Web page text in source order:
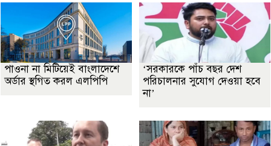
পাওনা না মিটিয়েই বাংলাদেশে
অর্ডার স্থগিত করল এলপিপি
‘সরকারকে পাঁচ বছর দেশ
পরিচালনার সুযোগ দেওয়া হবে
না’